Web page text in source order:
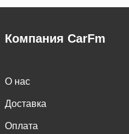
Компания CarFm
О нас
Доставка
Оплата